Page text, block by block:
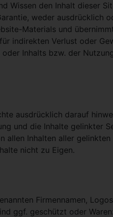
Wissen den Inhalt dieser
weder ausdrücklich
Materials und
indirekten Verlust oder
Inhalts bzw. der
ausdrücklich darauf
und die Inhalte gelinkter
allen Inhalten aller
nicht zu Eigen.
Firmennamen,
ggf. geschützt oder